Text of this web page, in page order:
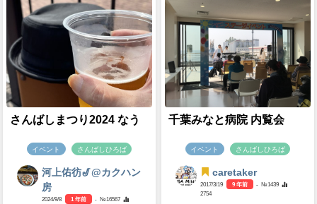
さんばしまつり2024 なう
イベント さんばしひろば
河上佑彷🎷@カクハン
房
2024/9/8 1 年前
- №16567
千葉みなと病院 内覧会
イベント さんばしひろば
caretaker
2017/3/19 9 年前
- №1439
2754